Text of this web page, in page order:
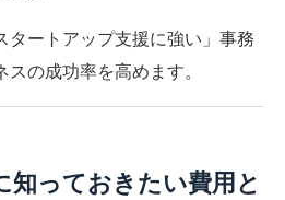
タートアップ支援に強い」事務
の成功率を高めます。
知っておきたい費用と